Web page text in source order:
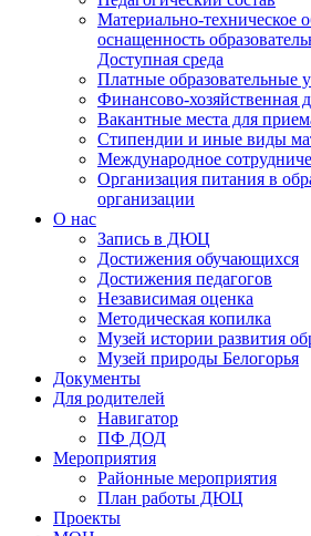
Материально-техническое
оснащенность
Доступная среда
Платные образовательные
Финансово-хозяйственная
Вакантные места для
Стипендии и иные виды
Международное
Организация питания в
организации
О нас
Запись в ДЮЦ
Достижения обучающихся
Достижения педагогов
Независимая оценка
Методическая копилка
Музей истории развития
Музей природы Белогорья
Документы
Для родителей
Навигатор
ПФ ДОД
Мероприятия
Районные мероприятия
План работы ДЮЦ
Проекты